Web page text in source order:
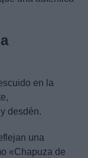
en la
desdén.
una
«Chapuza de